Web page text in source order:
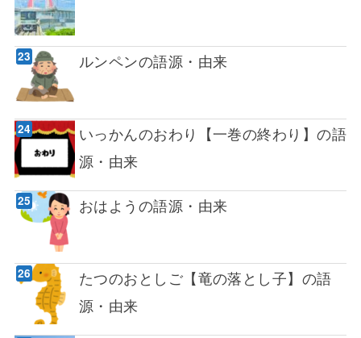
ルンペンの語源・由来
いっかんのおわり【一巻の終わり】の語
源・由来
おはようの語源・由来
たつのおとしご【竜の落とし子】の語
源・由来